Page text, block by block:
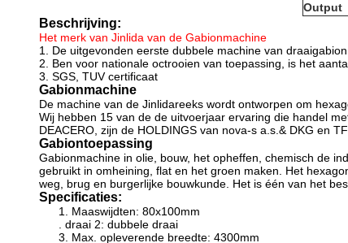
Output
Beschrijving:
Het merk van Jinlida van de Gabionmachine
1. De uitgevonden eerste dubbele machine van
2. Ben voor nationale octrooien van toepassing, is het
3. SGS, TUV certificaat
Gabionmachine
De machine van de Jinlidareeks wordt ontworpen om
Wij hebben 15 van de de uitvoerjaar ervaring die handel
DEACERO, zijn de HOLDINGS van nova-s a.s.& DKG en
Gabiontoepassing
Gabionmachine in olie, bouw, het opheffen, chemisch de
gebruikt in omheining, flat en het groen maken. Het
weg, brug en burgerlijke bouwkunde. Het is één van het
Specificaties:
1. Maaswijdten: 80x100mm
. draai 2: dubbele draai
3. Max. opleverende breedte: 4300mm